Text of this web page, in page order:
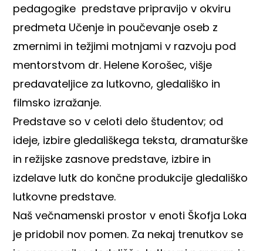
pedagogike predstave pripravijo v okviru
predmeta Učenje in poučevanje oseb z
zmernimi in težjimi motnjami v razvoju pod
mentorstvom dr. Helene Korošec, višje
predavateljice za lutkovno, gledališko in
filmsko izražanje.
Predstave so v celoti delo študentov; od
ideje, izbire gledališkega teksta, dramaturške
in režijske zasnove predstave, izbire in
izdelave lutk do končne produkcije gledališko
lutkovne predstave.
Naš večnamenski prostor v enoti Škofja Loka
je pridobil nov pomen. Za nekaj trenutkov se